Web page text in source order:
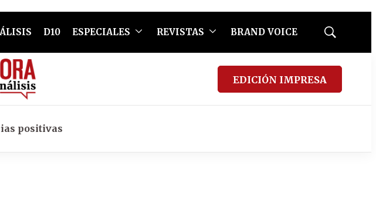
D10 ESPECIALES REVISTAS BRAND VOICE
Mostrar
EDICIÓN IMPRESA
positivas